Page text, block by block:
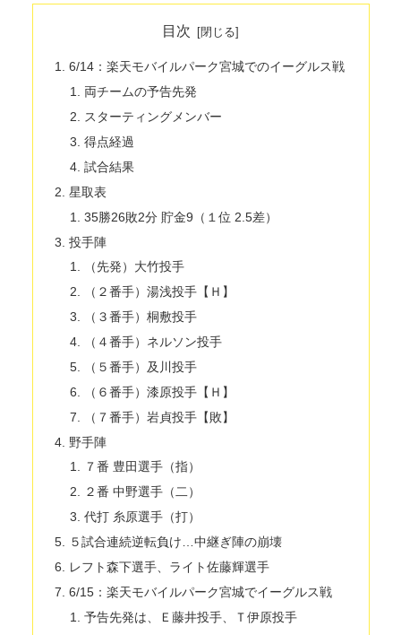
目次
6/14：楽天モバイルパーク宮城でのイーグルス戦
両チームの予告先発
スターティングメンバー
得点経過
試合結果
星取表
35勝26敗2分 貯金9（１位 2.5差）
投手陣
（先発）大竹投手
（２番手）湯浅投手【Ｈ】
（３番手）桐敷投手
（４番手）ネルソン投手
（５番手）及川投手
（６番手）漆原投手【Ｈ】
（７番手）岩貞投手【敗】
野手陣
７番 豊田選手（指）
２番 中野選手（二）
代打 糸原選手（打）
５試合連続逆転負け…中継ぎ陣の崩壊
レフト森下選手、ライト佐藤輝選手
6/15：楽天モバイルパーク宮城でイーグルス戦
予告先発は、Ｅ藤井投手、Ｔ伊原投手